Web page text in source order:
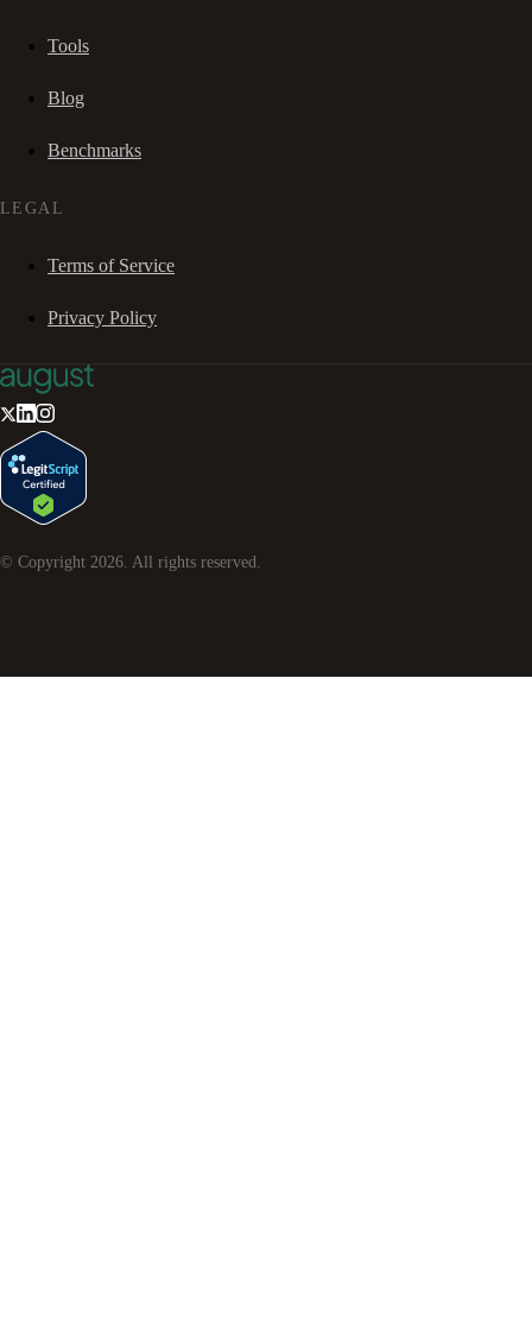
Tools
Blog
Benchmarks
LEGAL
Terms of Service
Privacy Policy
© Copyright 2026 . All rights reserved.